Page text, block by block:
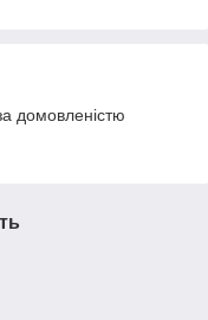
домовленістю